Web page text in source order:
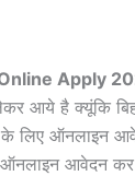
Apply
आये है क्यूंकि
लिए ऑनलाइन
आवेदन